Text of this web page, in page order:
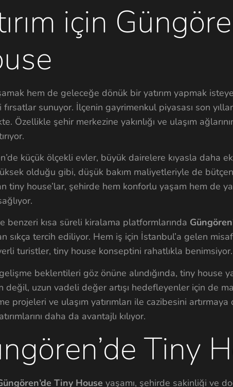
için
hem de geleceğe dönük bir yatırım yapmak
fırsatlar sunuyor. İlçenin gayrimenkul piyasası son
Özellikle şehir merkezine yakınlığı ve ulaşım
küçük ölçekli evler, büyük dairelere kıyasla daha
olduğu gibi, düşük bakım maliyetleriyle de
tiny house’lar, şehirde hem konforlu yaşam hem de
benzeri kısa süreli kiralama platformlarında
sıkça tercih ediliyor. Hem iş için İstanbul’a gelen
turistler, tiny house konseptini rahatlıkla benimsiyor.
beklentileri göz önüne alındığında, tiny house
değil, uzun vadeli değer artışı hedefleyenler için de
projeleri ve ulaşım yatırımları ile cazibesini
daha da avantajlı kılıyor.
Tiny
Tiny House yaşamı, şehirde sakinliği ve